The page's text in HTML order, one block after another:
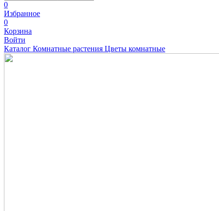
0
Избранное
0
Корзина
Войти
Каталог Комнатные растения Цветы комнатные